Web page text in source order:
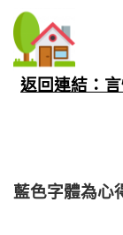
返回連結：
藍色字體為心